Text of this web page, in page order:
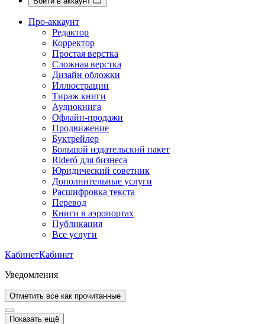
Про-аккаунт
Редактор
Корректор
Простая верстка
Сложная верстка
Дизайн обложки
Иллюстрации
Тираж книги
Аудиокнига
Офлайн-продажи
Продвижение
Буктрейлер
Большой издательский пакет
Rideró для бизнеса
Юридический советник
Дополнительные услуги
Расшифровка текста
Перевод
Книги в аэропортах
Публикация
Все услуги
КабинетКабинет
Уведомления
Отметить все как прочитанные
Показать ещё